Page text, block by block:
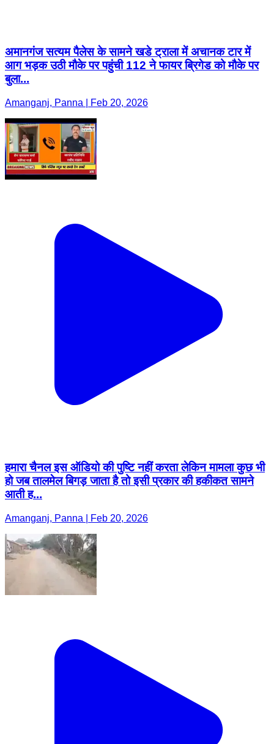
अमानगंज सत्यम पैलेस के सामने खडे ट्राला में अचानक टार में
आग भड़क उठी मौके पर पहुंची 112 ने फायर ब्रिगेड को मौके पर
बुला...
Amanganj, Panna | Feb 20, 2026
हमारा चैनल इस ऑडियो की पुष्टि नहीं करता लेकिन मामला कुछ भी
हो जब तालमेल बिगड़ जाता है तो इसी प्रकार की हकीकत सामने
आती ह...
Amanganj, Panna | Feb 20, 2026